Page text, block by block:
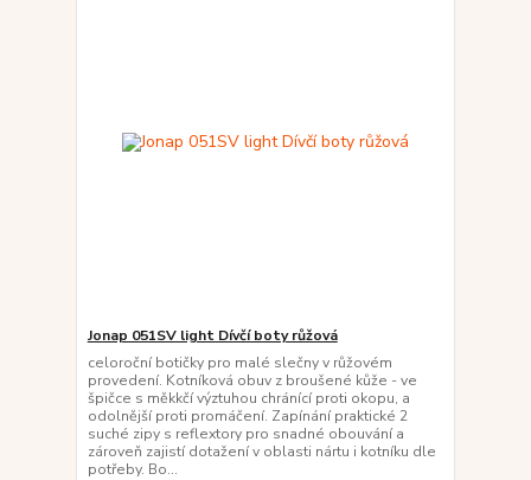
Jonap 051SV light Dívčí boty růžová
celoroční botičky pro malé slečny v růžovém
provedení. Kotníková obuv z broušené kůže - ve
špičce s měkkčí výztuhou chránící proti okopu, a
odolnější proti promáčení. Zapínání praktické 2
suché zipy s reflextory pro snadné obouvání a
zároveň zajistí dotažení v oblasti nártu i kotníku dle
potřeby. Bo...